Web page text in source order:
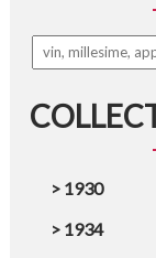
> 1930
> 1934